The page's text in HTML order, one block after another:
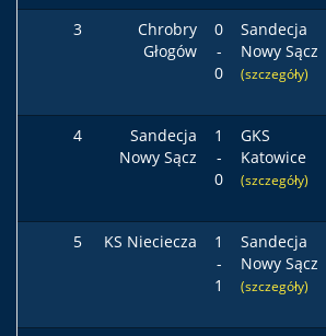
3
Chrobry
Głogów
0
-
0
Sandecja
Nowy Sącz
(szczegóły)
4
Sandecja
Nowy Sącz
1
-
0
GKS
Katowice
(szczegóły)
5 KS Nieciecza
1
-
1
Sandecja
Nowy Sącz
(szczegóły)